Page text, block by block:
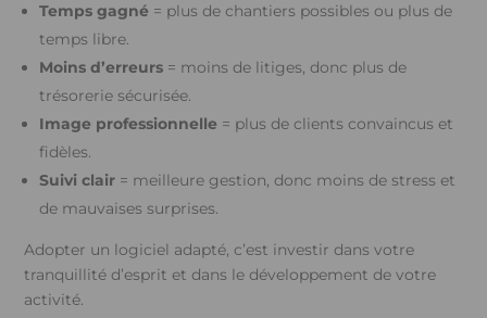
Temps gagné = plus de chantiers possibles ou plus de
temps libre.
Moins d’erreurs = moins de litiges, donc plus de
trésorerie sécurisée.
Image professionnelle = plus de clients convaincus et
fidèles.
Suivi clair = meilleure gestion, donc moins de stress et
de mauvaises surprises.
Adopter un logiciel adapté, c’est investir dans votre
tranquillité d’esprit et dans le développement de votre
activité.